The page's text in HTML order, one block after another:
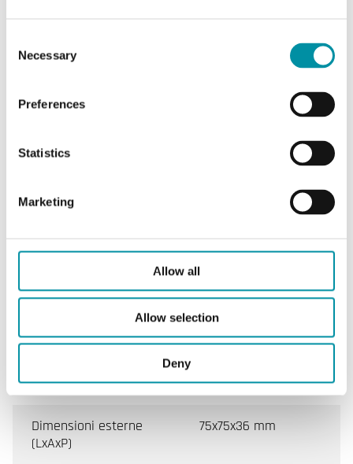
Selection
Necessary
Preferences
Statistics
Marketing
Allow all
Allow selection
Deny
Grado di protezione
Umidità ambiente
-5…50 °C
stoccaggio
-20…70 °C
Montaggio Parete
Dimensioni esterne
(LxAxP)
75x75x36 mm